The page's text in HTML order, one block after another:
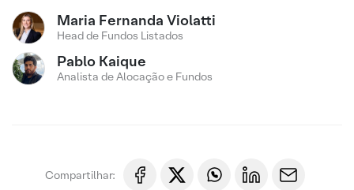
Maria Fernanda Violatti
Head de Fundos Listados
Pablo Kaique
Analista de Alocação e Fundos
Compartilhar: